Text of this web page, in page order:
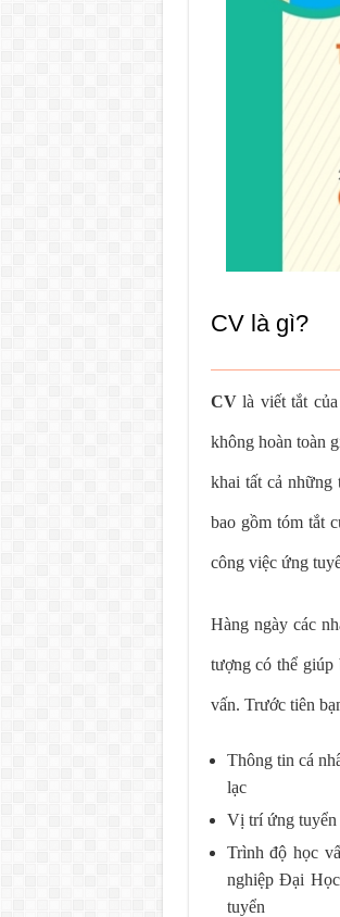
CV là gì?
CVlà viết tắt của
không hoàn toàn
khai tất cả
bao gồm tóm tắt
công việc ứng
Hàng ngày các
tượng có thể giúp
vấn. Trước tiên
Thông tin cá
lạc
Vị trí ứng tuyển
Trình độ học
nghiệp Đại
tuyển